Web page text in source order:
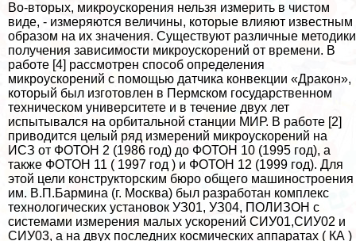
Во-вторых, микроускорения нельзя измерить в чистом
виде, - измеряются величины, которые влияют известным
образом на их значения. Существуют различные методики
получения зависимости микроускорений от времени. В
работе [4] рассмотрен способ определения
микроускорений с помощью датчика конвекции «Дpaкон»,
который был изготовлен в Пермском государственном
техническом университете и в течение двух лет
испытывался на орбитальной станции МИР. В работе [2]
приводится целый ряд измерений микроускорений на
ИСЗ от ФОТОН 2 (1986 год) до ФОТОН 10 (1995 год), а
также ФОТОН 11 ( 1997 год ) и ФОТОН 12 (1999 год). Для
этой цели конструкторским бюро общего машиностроения
им. В.П.Бармина (г. Москва) был разработан комплекс
технологических установок УЗ01, УЗ04, ПОЛИЗОН с
системами измерения малых ускорений СИУ01,СИУ02 и
СИУ03, а на двух последних космических аппаратах ( КА )